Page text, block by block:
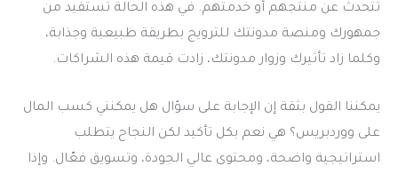
تتحدث عن منتجهم أو خدمتهم. في هذه الحالة تستفيد من
جمهورك ومنصة مدونتك للترويج بطريقة طبيعية وجذابة،
وكلما زاد تأثيرك وزوار مدونتك، زادت قيمة هذه الشراكات.
يمكننا القول بثقة إن الإجابة على سؤال هل يمكنني كسب المال
على ووردبريس؟ هي نعم بكل تأكيد لكن النجاح يتطلب
استراتيجية واضحة، ومحتوى عالي الجودة، وتسويق فعّال. وإذا